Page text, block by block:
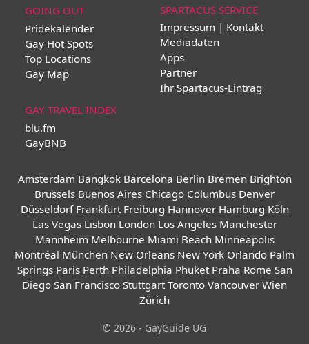
GOING OUT
Pridekalender
Gay Hot Spots
Top Locations
Gay Map
SPARTACUS SERVICE
Impressum | Kontakt
Mediadaten
Apps
Partner
Ihr Spartacus-Eintrag
GAY TRAVEL INDEX
blu.fm
GayBNB
Amsterdam Bangkok Barcelona Berlin Bremen Brighton
Brussels Buenos Aires Chicago Columbus Denver
Düsseldorf Frankfurt Freiburg Hannover Hamburg Köln
Las Vegas Lisbon London Los Angeles Manchester
Mannheim Melbourne Miami Beach Minneapolis
Montréal München New Orleans New York Orlando Palm
Springs Paris Perth Philadelphia Phuket Praha Rome San
Diego San Francisco Stuttgart Toronto Vancouver Wien
Zürich
© 2026 - GayGuide UG